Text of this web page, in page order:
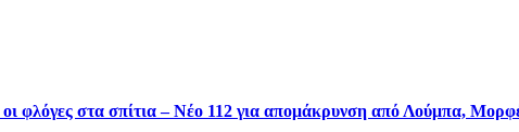
φλόγες στα σπίτια – Νέο 112 για απομάκρυνση από Λούμπα,